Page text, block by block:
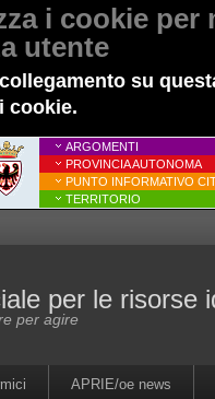
i cookie per
utente
su
cookie.
ARGOMENTI
PROVINCIA AUTONOMA
PUNTO INFORMATIVO
TERRITORIO
per le risorse
per agire
APRIE/oe news